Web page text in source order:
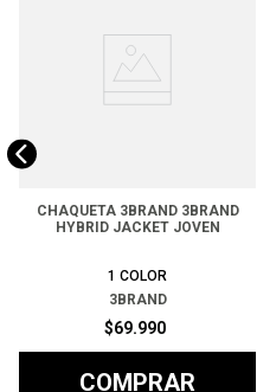
CHAQUETA 3BRAND 3BRAND
HYBRID JACKET JOVEN
1 COLOR
3BRAND
$69.990
COMPRAR